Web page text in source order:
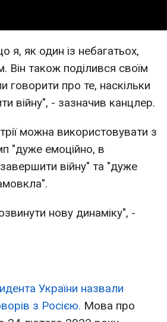
як один із небагатьох,
Він також поділився своїм
про те, наскільки
війну", - зазначив канцлер.
можна використовувати з
"дуже емоційно, в
війну" та "дуже
нову динаміку", -
України назвали
з Росією. Мова про